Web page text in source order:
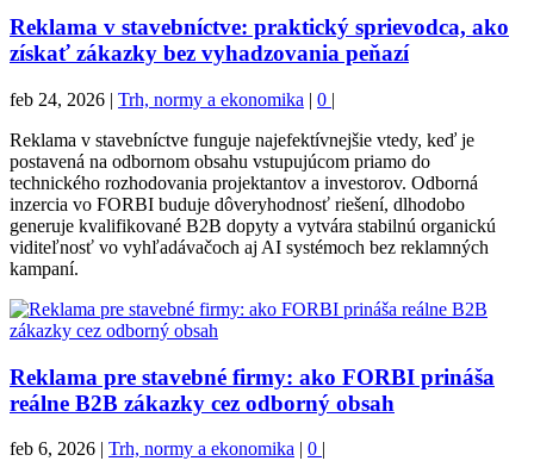
Reklama v stavebníctve: praktický sprievodca, ako
získať zákazky bez vyhadzovania peňazí
feb 24, 2026 | Trh, normy a ekonomika | 0 |
Reklama v stavebníctve funguje najefektívnejšie vtedy, keď je
postavená na odbornom obsahu vstupujúcom priamo do
technického rozhodovania projektantov a investorov. Odborná
inzercia vo FORBI buduje dôveryhodnosť riešení, dlhodobo
generuje kvalifikované B2B dopyty a vytvára stabilnú organickú
viditeľnosť vo vyhľadávačoch aj AI systémoch bez reklamných
kampaní.
Reklama pre stavebné firmy: ako FORBI prináša
reálne B2B zákazky cez odborný obsah
feb 6, 2026 | Trh, normy a ekonomika | 0 |